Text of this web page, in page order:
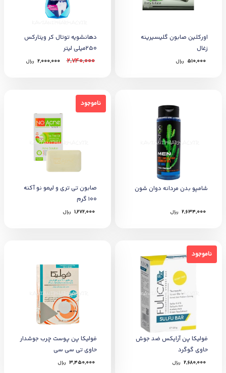
اورکلین صابون گلیسیرینه
زغال
510,000 ﷼
دهانشویه توتال کر ویتارکس
250میلی لیتر
2,740,000
2,000,000 ﷼
شامپو بدن مردانه دوان شون
2,634,000 ﷼
ناموجود
ناموجود
صابون تی تری و لیمو نو آکنه
100 گرم
1,272,000 ﷼
ناموجود
ناموجود
فولیکا پن آرایکس ضد جوش
حاوی گوگرد
2,680,000 ﷼
فولیکا پن پوست چرب جوشدار
حاوی تی سی سی
3,450,000 ﷼